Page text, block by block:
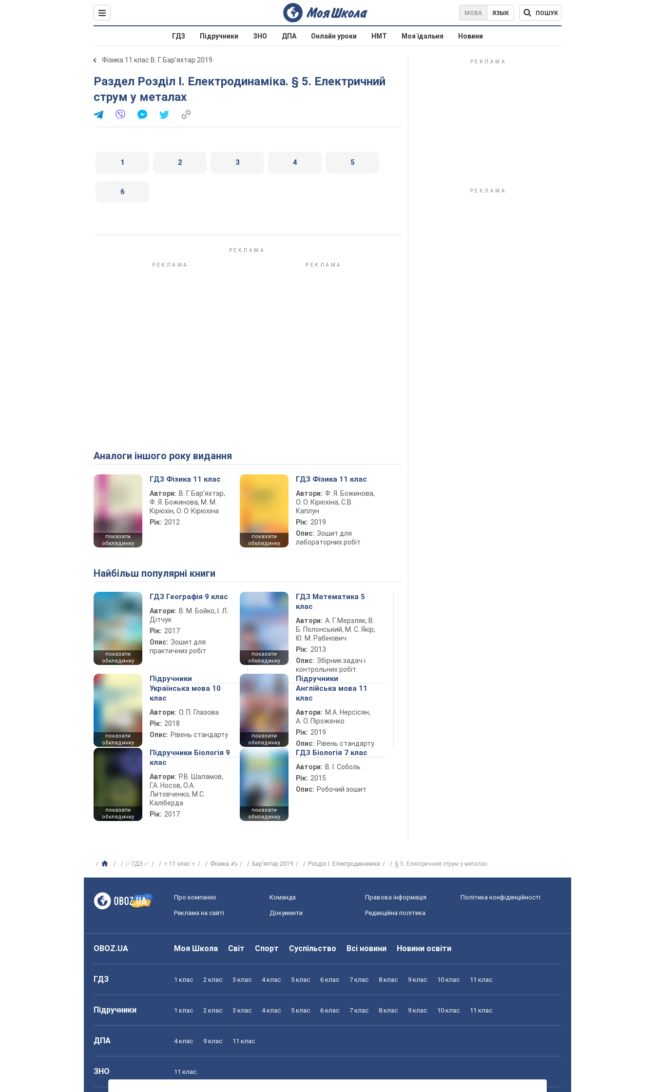
МОВА ЯЗЫК ПОШУК
ГДЗ Підручники ЗНО ДПА Онлайн уроки НМТ Моя їдальня Новини
Фізика 11 клас В. Г. Бар’яхтар 2019
Раздел Розділ I. Електродинаміка. § 5. Електричний
струм у металах
1 2 3 4 5
6
Аналоги іншого року видання
показати
обкладинку
ГДЗ Фізика 11 клас
Автори: В. Г. Бар’яхтар,
Ф. Я. Божинова, М. М.
Кірюхін, О. О. Кірюхіна
Рік: 2012
показати
обкладинку
ГДЗ Фізика 11 клас
Автори: Ф. Я. Божинова,
О. О. Кірюхіна, С.В.
Каплун
Рік: 2019
Опис: Зошит для
лабораторних робіт
Найбільш популярні книги
показати
обкладинку
ГДЗ Географія 9 клас
Автори: В. М. Бойко, І. Л.
Дітчук
Рік: 2017
Опис: Зошит для
практичних робіт
показати
обкладинку
ГДЗ Математика 5
клас
Автори: А. Г. Мерзляк, В.
Б. Полонський, М. С. Якір,
Ю. М. Рабінович
Рік: 2013
Опис: Збірник задач і
контрольних робіт
показати
обкладинку
Підручники
Українська мова 10
клас
Автори: О. П. Глазова
Рік: 2018
Опис: Рівень стандарту
показати
обкладинку
Підручники
Англійська мова 11
клас
Автори: М.А. Нерсісян,
А. О. Піроженко
Рік: 2019
Опис: Рівень стандарту
показати
обкладинку
Підручники Біологія 9
клас
Автори: Р.В. Шаламов,
Г.А. Носов, О.А.
Литовченко, М.С.
Каліберда
Рік: 2017
показати
обкладинку
ГДЗ Біологія 7 клас
Автори: В. І. Соболь
Рік: 2015
Опис: Робочий зошит
✅ ГДЗ ✅ ⚡ 11 клас ⚡ Фізика ✍ Бар'яхтар 2019 Розділ I. Електродинаміка § 5. Електричний струм у металах
Про компанію Команда Правова інформація Політика конфіденційності
Реклама на сайті Документи Редакційна політика
OBOZ.UA Моя Школа Світ Спорт Суспільство Всі новини Новини освіти
ГДЗ 1 клас 2 клас 3 клас 4 клас 5 клас 6 клас 7 клас 8 клас 9 клас 10 клас 11 клас
Підручники 1 клас 2 клас 3 клас 4 клас 5 клас 6 клас 7 клас 8 клас 9 клас 10 клас 11 клас
ДПА 4 клас 9 клас 11 клас
ЗНО 11 клас